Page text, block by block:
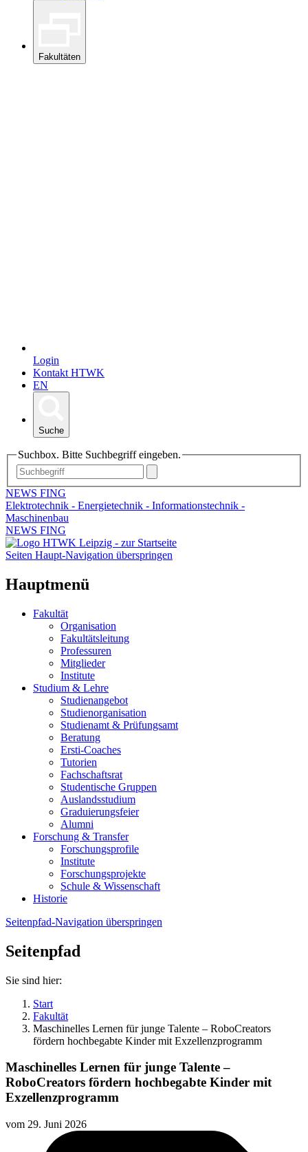
Fakultäten
Login
Kontakt HTWK
EN
Suche
Suchbox. Bitte Suchbegriff eingeben.
NEWS FING
Elektrotechnik - Energietechnik - Informationstechnik -
Maschinenbau
NEWS FING
Seiten Haupt-Navigation überspringen
Hauptmenü
Fakultät
Organisation
Fakultätsleitung
Professuren
Mitglieder
Institute
Studium & Lehre
Studienangebot
Studienorganisation
Studienamt & Prüfungsamt
Beratung
Ersti-Coaches
Tutorien
Fachschaftsrat
Studentische Gruppen
Auslandsstudium
Graduierungsfeier
Alumni
Forschung & Transfer
Forschungsprofile
Institute
Forschungsprojekte
Schule & Wissenschaft
Historie
Seitenpfad-Navigation überspringen
Seitenpfad
Sie sind hier:
Start
Fakultät
Maschinelles Lernen für junge Talente – RoboCreators
fördern hochbegabte Kinder mit Exzellenzprogramm
Maschinelles Lernen für junge Talente –
RoboCreators fördern hochbegabte Kinder mit
Exzellenzprogramm
vom 29. Juni 2026